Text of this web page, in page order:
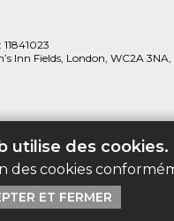
utilise des cookies.
des cookies
ET FERMER
Inn Fields, London, WC2A 3NA,